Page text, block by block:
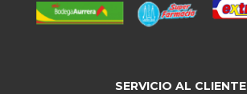
SERVICIO AL CLIENTE